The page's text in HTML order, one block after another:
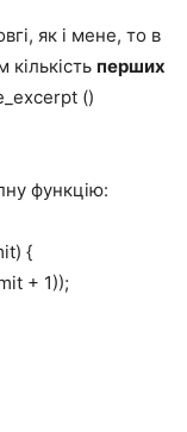
як і мене, то в
перших
()
функцію:
{
+ 1));